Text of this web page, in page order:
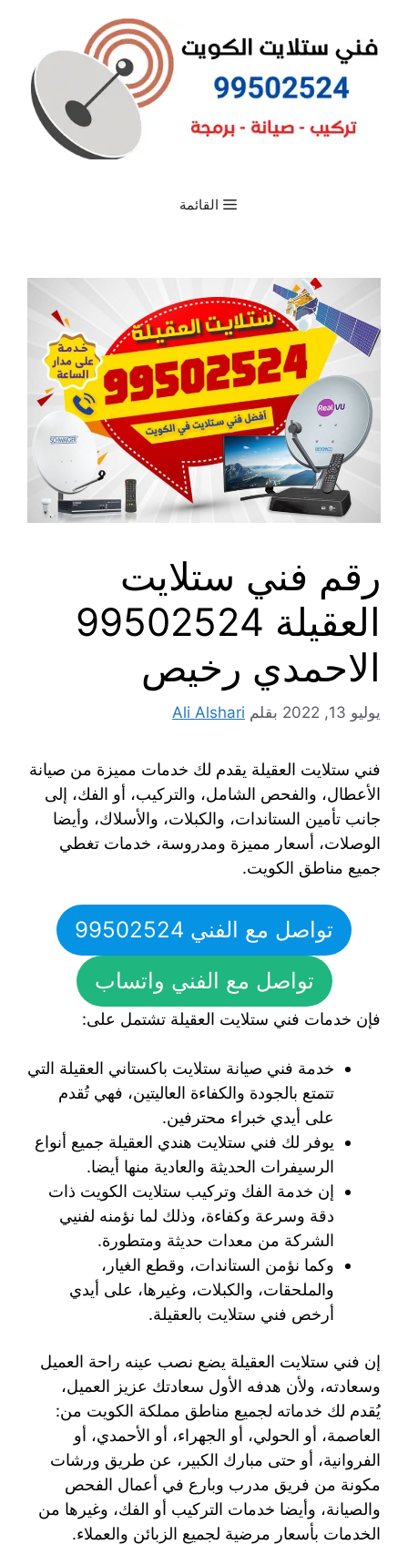
القائمة
رقم فني ستلايت
العقيلة 99502524
الاحمدي رخيص
يوليو 13, 2022 بقلم Ali Alshari
فني ستلايت العقيلة يقدم لك خدمات مميزة من صيانة
الأعطال، والفحص الشامل، والتركيب، أو الفك، إلى
جانب تأمين الستاندات، والكبلات، والأسلاك، وأيضا
الوصلات، أسعار مميزة ومدروسة، خدمات تغطي
جميع مناطق الكويت.
تواصل مع الفني 99502524
تواصل مع الفني واتساب
فإن خدمات فني ستلايت العقيلة تشتمل على:
خدمة فني صيانة ستلايت باكستاني العقيلة التي
تتمتع بالجودة والكفاءة العاليتين، فهي تُقدم
على أيدي خبراء محترفين.
يوفر لك فني ستلايت هندي العقيلة جميع أنواع
الرسيفرات الحديثة والعادية منها أيضا.
إن خدمة الفك وتركيب ستلايت الكويت ذات
دقة وسرعة وكفاءة، وذلك لما نؤمنه لفنيي
الشركة من معدات حديثة ومتطورة.
وكما نؤمن الستاندات، وقطع الغيار،
والملحقات، والكبلات، وغيرها، على أيدي
أرخص فني ستلايت بالعقيلة.
إن فني ستلايت العقيلة يضع نصب عينه راحة العميل
وسعادته، ولأن هدفه الأول سعادتك عزيز العميل،
يُقدم لك خدماته لجميع مناطق مملكة الكويت من:
العاصمة، أو الحولي، أو الجهراء، أو الأحمدي، أو
الفروانية، أو حتى مبارك الكبير، عن طريق ورشات
مكونة من فريق مدرب وبارع في أعمال الفحص
والصيانة، وأيضا خدمات التركيب أو الفك، وغيرها من
الخدمات بأسعار مرضية لجميع الزبائن والعملاء.